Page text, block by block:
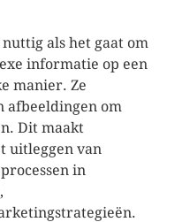
als het gaat om
informatie op een
manier. Ze
afbeeldingen om
Dit maakt
uitleggen van
in